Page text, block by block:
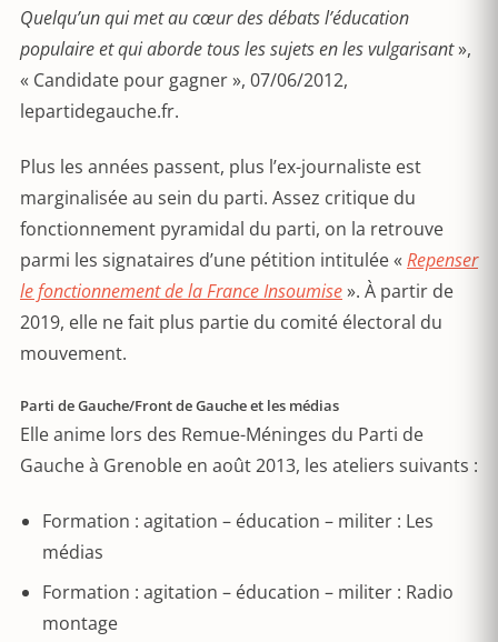
Quelqu’un qui met au cœur des débats l’éducation
populaire et qui aborde tous les sujets en les vulgarisant»,
« Candidate pour gagner », 07/06/2012,
lepartidegauche.fr.
Plus les années passent, plus l’ex-journaliste est
marginalisée au sein du parti. Assez critique du
fonctionnement pyramidal du parti, on la retrouve
parmi les signataires d’une pétition intitulée « Repenser
le fonctionnement de la France Insoumise». À partir de
2019, elle ne fait plus partie du comité électoral du
mouvement.
Parti de Gauche/Front de Gauche et les médias
Elle anime lors des Remue-Méninges du Parti de
Gauche à Grenoble en août 2013, les ateliers suivants :
Formation : agitation – éducation – militer : Les
médias
Formation : agitation – éducation – militer : Radio
montage